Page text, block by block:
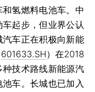
氢燃料电池车。中
起步，但业界公认
车正在积极向新能
601633.SH）在2018
技术路线新能源汽
车。长城也已加入